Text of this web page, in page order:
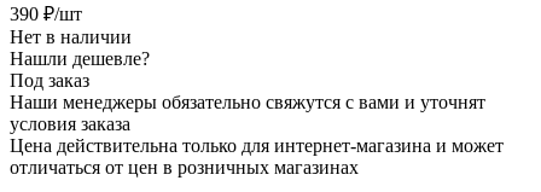
390 ₽/шт
Нет в наличии
Нашли дешевле?
Под заказ
Наши менеджеры обязательно свяжутся с вами и уточнят
условия заказа
Цена действительна только для интернет-магазина и может
отличаться от цен в розничных магазинах